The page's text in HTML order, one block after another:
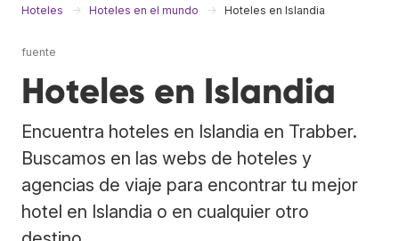
Hoteles Hoteles en el mundo Hoteles en Islandia
fuente
Hoteles en Islandia
Encuentra hoteles en Islandia en Trabber.
Buscamos en las webs de hoteles y
agencias de viaje para encontrar tu mejor
hotel en Islandia o en cualquier otro